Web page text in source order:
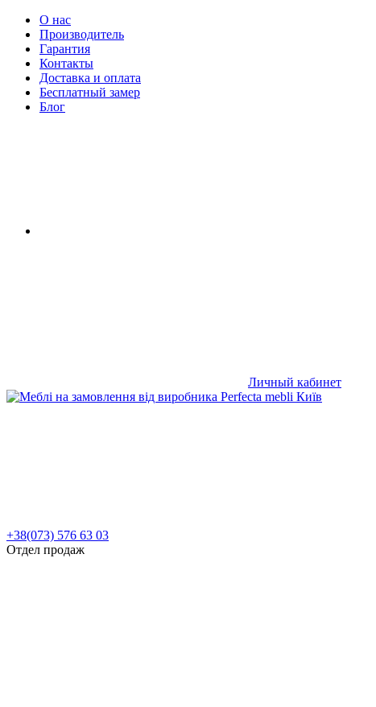
О нас
Производитель
Гарантия
Контакты
Доставка и оплата
Бесплатный замер
Блог
Личный кабинет
+38(073) 576 63 03
Отдел продаж